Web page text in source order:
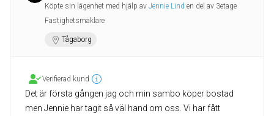
Köpte sin lägenhet med hjälp av Jennie Lind en del av 3etage
Fastighetsmäklare
Tågaborg
Verifierad kund
Det är första gången jag och min sambo köper bostad
men Jennie har tagit så väl hand om oss. Vi har fått